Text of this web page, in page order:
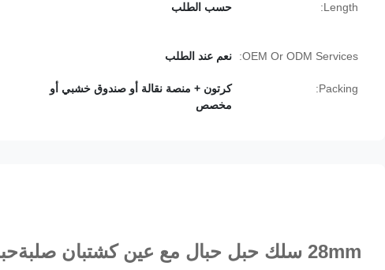
Length: حسب الطلب
OEM Or ODM Services: نعم عند الطلب
Packing:
كرتون + منصة نقالة أو صندوق خشبي أو
مخصص
28mm سلك حبل حبال مع عين كشتبان صلبة